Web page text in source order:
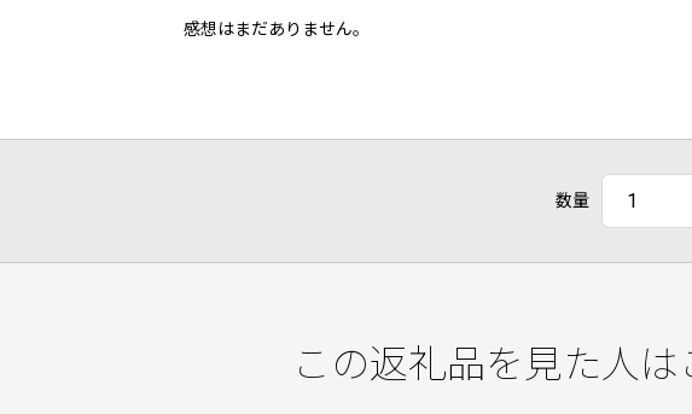
感想はまだありません。
数量
この返礼品を見た人は